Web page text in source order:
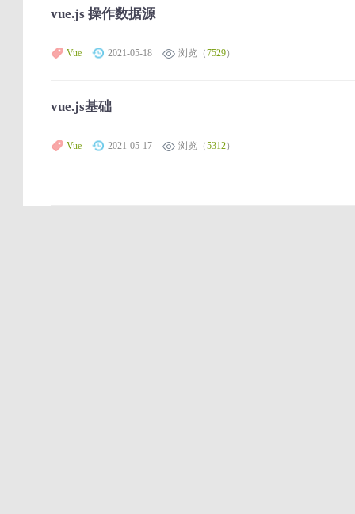
vue.js 操作数据源
Vue 2021-05-18 浏览（7529）
vue.js基础
Vue 2021-05-17 浏览（5312）